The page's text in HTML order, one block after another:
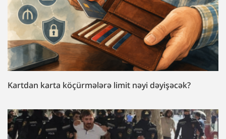
Kartdan karta köçürmələrə limit nəyi dəyişəcək?